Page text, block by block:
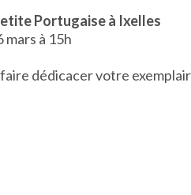
Portugaise à Ixelles
mars à 15h
dédicacer votre